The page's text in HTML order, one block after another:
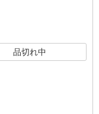
品切れ中